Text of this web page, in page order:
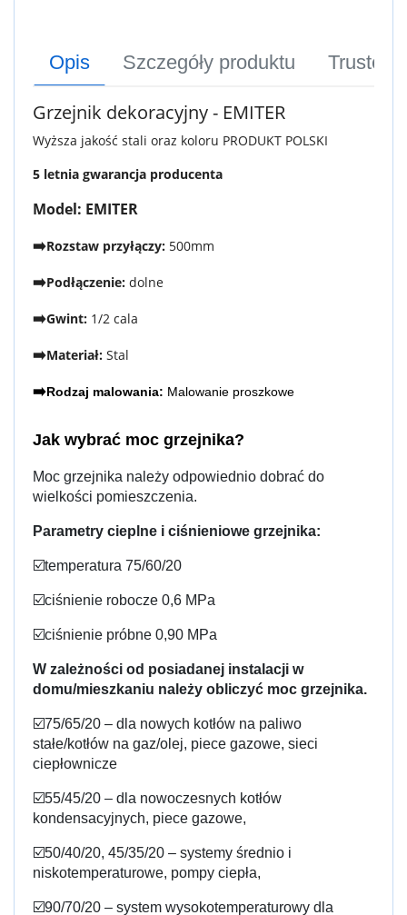
Opis Szczegóły produktu Trusted
Grzejnik dekoracyjny - EMITER
Wyższa jakość stali oraz koloru PRODUKT POLSKI
5 letnia gwarancja producenta
Model: EMITER
➡️Rozstaw przyłączy: 500mm
➡️Podłączenie: dolne
➡️Gwint: 1/2 cala
➡️Materiał: Stal
➡️Rodzaj malowania: Malowanie proszkowe
Jak wybrać moc grzejnika?
Moc grzejnika należy odpowiednio dobrać do
wielkości pomieszczenia.
Parametry cieplne i ciśnieniowe grzejnika:
☑️temperatura 75/60/20
☑️ciśnienie robocze 0,6 MPa
☑️ciśnienie próbne 0,90 MPa
W zależności od posiadanej instalacji w
domu/mieszkaniu należy obliczyć moc grzejnika.
☑️75/65/20 – dla nowych kotłów na paliwo
stałe/kotłów na gaz/olej, piece gazowe, sieci
ciepłownicze
☑️55/45/20 – dla nowoczesnych kotłów
kondensacyjnych, piece gazowe,
☑️50/40/20, 45/35/20 – systemy średnio i
niskotemperaturowe, pompy ciepła,
☑️90/70/20 – system wysokotemperaturowy dla